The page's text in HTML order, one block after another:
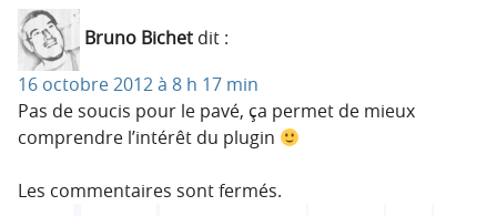
Bruno Bichet dit :
16 octobre 2012 à 8 h 17 min
Pas de soucis pour le pavé, ça permet de mieux
comprendre l’intérêt du plugin
Les commentaires sont fermés.